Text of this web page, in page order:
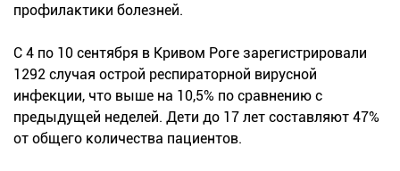
профилактики болезней.
С 4 по 10 сентября в Кривом Роге зарегистрировали
1292 случая острой респираторной вирусной
инфекции, что выше на 10,5% по сравнению с
предыдущей неделей. Дети до 17 лет составляют 47%
от общего количества пациентов.